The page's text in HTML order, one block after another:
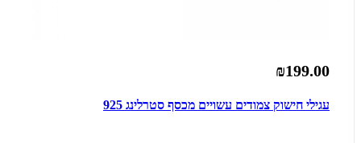
₪199.00
עגילי חישוק צמודים עשויים מכסף סטרלינג 925